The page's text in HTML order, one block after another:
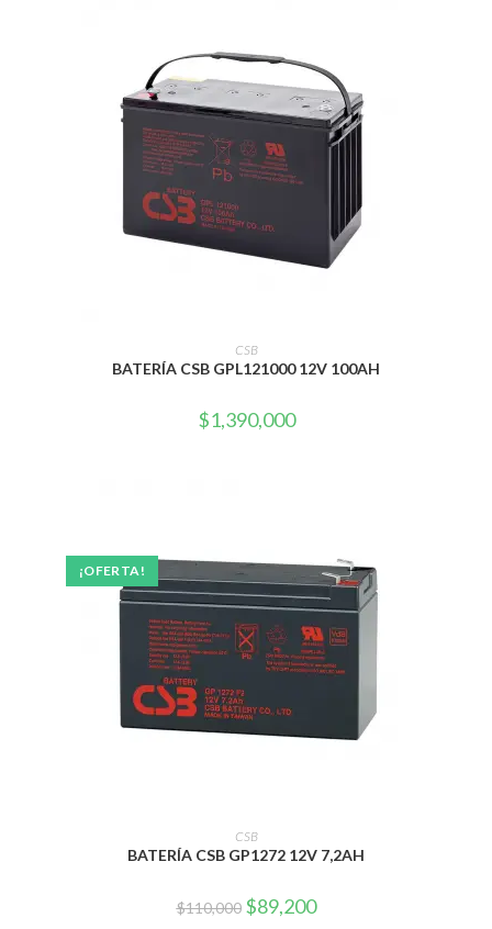
AÑADIR AL CARRITO
CSB
BATERÍA CSB GPL121000 12V 100AH
$1,390,000
¡OFERTA!
AÑADIR AL CARRITO
CSB
BATERÍA CSB GP1272 12V 7,2AH
$110,000 El
precio
$89,200El
precio